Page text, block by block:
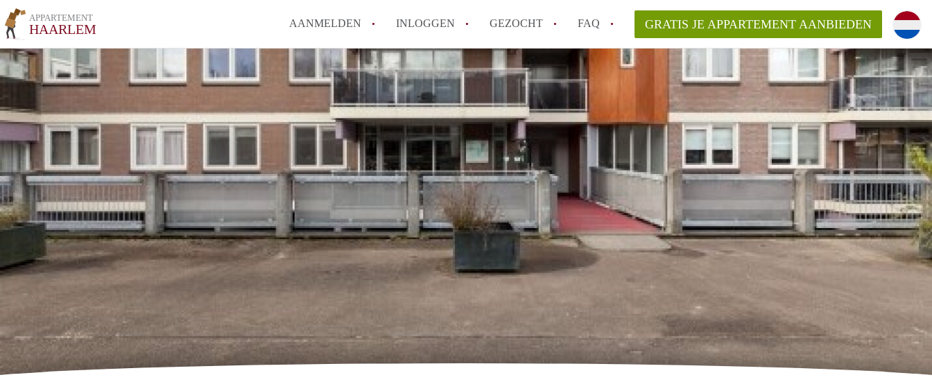
APPARTEMENT
HAARLEM AANMELDEN INLOGGEN GEZOCHT FAQ
How to translate AppartementHaarlem!
Wat is AppartementHaarlem?
Hoeveel kost het om te reageren op een Appartement in Haarlem?
Wat is de privacyverklaring van AppartementHaarlem?
Berekent AppartementHaarlem
makelaarsvergoeding/bemiddelingsvergoeding?
Alle veelgestelde vragen
GRATIS JE APPARTEMENT AANBIEDEN